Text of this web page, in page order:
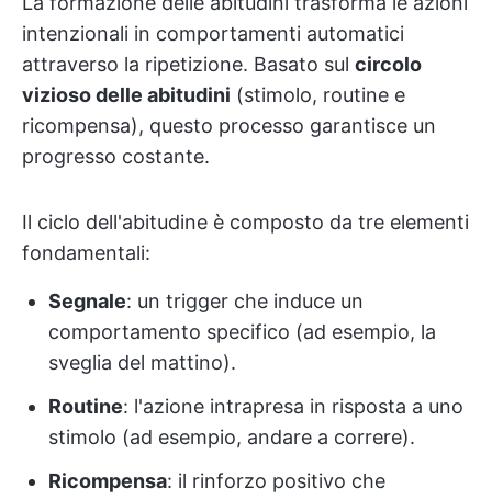
intenzionali in comportamenti automatici
attraverso la ripetizione. Basato sul circolo
vizioso delle abitudini (stimolo, routine e
ricompensa), questo processo garantisce un
progresso costante.
Il ciclo dell'abitudine è composto da tre elementi
fondamentali:
Segnale: un trigger che induce un
comportamento specifico (ad esempio, la
sveglia del mattino).
Routine: l'azione intrapresa in risposta a uno
stimolo (ad esempio, andare a correre).
Ricompensa: il rinforzo positivo che